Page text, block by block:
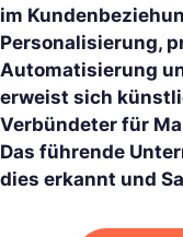
im
Personalisierung,
Automatisierung
erweist sich
Verbündeter für
Das führende
dies erkannt und